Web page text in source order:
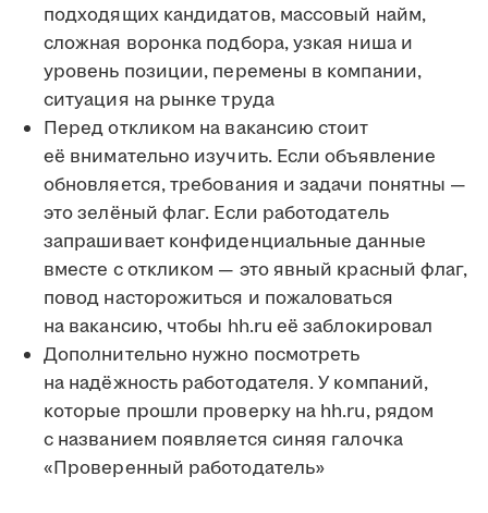
подходящих кандидатов, массовый найм,
сложная воронка подбора, узкая ниша и
уровень позиции, перемены в компании,
ситуация на рынке труда
Перед откликом на вакансию стоит
её внимательно изучить. Если объявление
обновляется, требования и задачи понятны —
это зелёный флаг. Если работодатель
запрашивает конфиденциальные данные
вместе с откликом — это явный красный флаг,
повод насторожиться и пожаловаться
на вакансию, чтобы hh.ru её заблокировал
Дополнительно нужно посмотреть
на надёжность работодателя. У компаний,
которые прошли проверку на hh.ru, рядом
с названием появляется синяя галочка
«Проверенный работодатель»